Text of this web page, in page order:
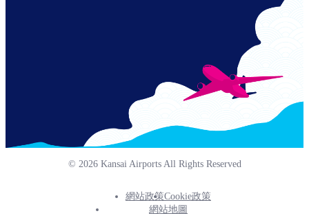
© 2026 Kansai Airports All Rights Reserved
Footer
網站政策Cookie政策
網站地圖